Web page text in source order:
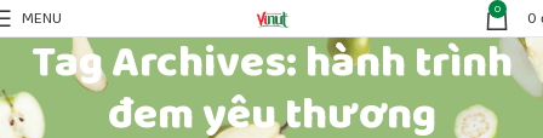
MENU 0 0
Tag Archives: hành trình
đem yêu thương